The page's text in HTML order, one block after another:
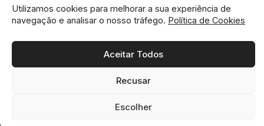
Utilizamos cookies para melhorar a sua experiência de
navegação e analisar o nosso tráfego. Política de Cookies
Aceitar Todos
Recusar
Escolher
0